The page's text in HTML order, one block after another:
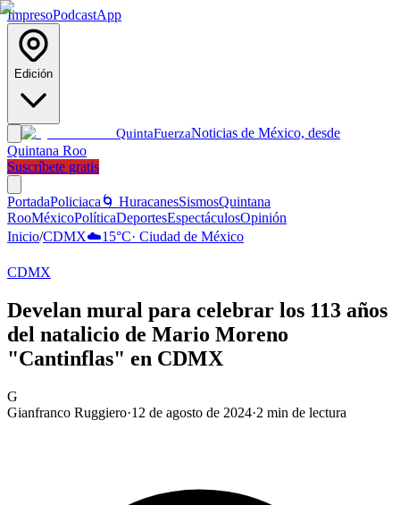
ImpresoPodcastApp
Edición
QuintaFuerzaNoticias de México, desde
Quintana Roo
Suscríbete gratis
PortadaPoliciaca 🌀 HuracanesSismosQuintana
RooMéxicoPolíticaDeportesEspectáculosOpinión
Inicio/CDMX☁️15°C· Ciudad de México
CDMX
Develan mural para celebrar los 113 años
del natalicio de Mario Moreno
"Cantinflas" en CDMX
G
Gianfranco Ruggiero·12 de agosto de 2024·2 min de lectura